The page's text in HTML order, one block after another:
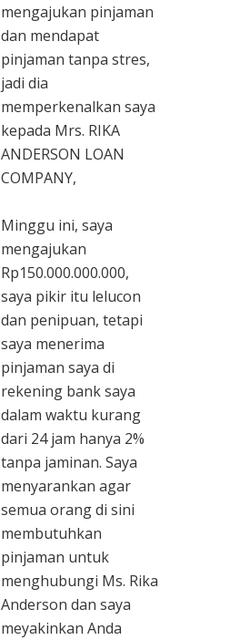
mengajukan pinjaman
dan mendapat
pinjaman tanpa stres,
jadi dia
memperkenalkan saya
kepada Mrs. RIKA
ANDERSON LOAN
COMPANY,
Minggu ini, saya
mengajukan
Rp150.000.000.000,
saya pikir itu lelucon
dan penipuan, tetapi
saya menerima
pinjaman saya di
rekening bank saya
dalam waktu kurang
dari 24 jam hanya 2%
tanpa jaminan. Saya
menyarankan agar
semua orang di sini
membutuhkan
pinjaman untuk
menghubungi Ms. Rika
Anderson dan saya
meyakinkan Anda